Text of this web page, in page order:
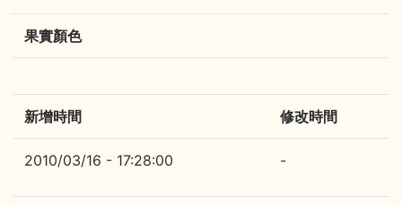
果實顏色
新增時間 修改時間
2010/03/16 - 17:28:00 -